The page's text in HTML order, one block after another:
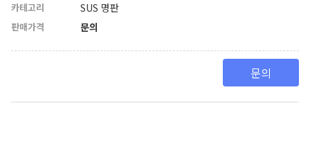
카테고리 SUS 명판
판매가격
문의